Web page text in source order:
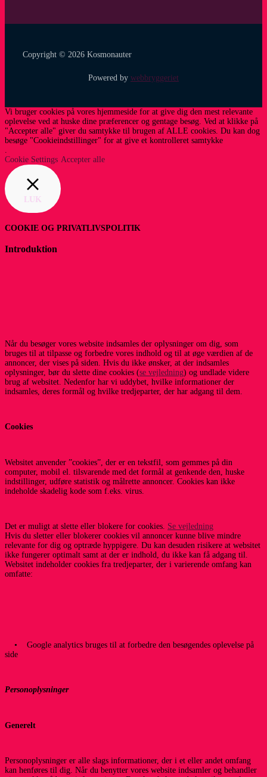
Copyright © 2026 Kosmonauter
Powered by webbryggeriet
Vi bruger cookies på vores hjemmeside for at give dig den mest relevante
oplevelse ved at huske dine præferencer og gentage besøg. Ved at klikke på
"Accepter alle" giver du samtykke til brugen af ​​ALLE cookies. Du kan dog
besøge "Cookieindstillinger" for at give et kontrolleret samtykke
.
Cookie Settings Accepter alle
LUK
COOKIE OG PRIVATLIVSPOLITIK
Introduktion
Når du besøger vores website indsamles der oplysninger om dig, som
bruges til at tilpasse og forbedre vores indhold og til at øge værdien af de
annoncer, der vises på siden. Hvis du ikke ønsker, at der indsamles
oplysninger, bør du slette dine cookies (se vejledning) og undlade videre
brug af websitet. Nedenfor har vi uddybet, hvilke informationer der
indsamles, deres formål og hvilke tredjeparter, der har adgang til dem.
Cookies
Websitet anvender ”cookies”, der er en tekstfil, som gemmes på din
computer, mobil el. tilsvarende med det formål at genkende den, huske
indstillinger, udføre statistik og målrette annoncer. Cookies kan ikke
indeholde skadelig kode som f.eks. virus.
Det er muligt at slette eller blokere for cookies. Se vejledning
Hvis du sletter eller blokerer cookies vil annoncer kunne blive mindre
relevante for dig og optræde hyppigere. Du kan desuden risikere at websitet
ikke fungerer optimalt samt at der er indhold, du ikke kan få adgang til.
Websitet indeholder cookies fra tredjeparter, der i varierende omfang kan
omfatte:
• Google analytics bruges til at forbedre den besøgendes oplevelse på
side
Personoplysninger
Generelt
Personoplysninger er alle slags informationer, der i et eller andet omfang
kan henføres til dig. Når du benytter vores website indsamler og behandler